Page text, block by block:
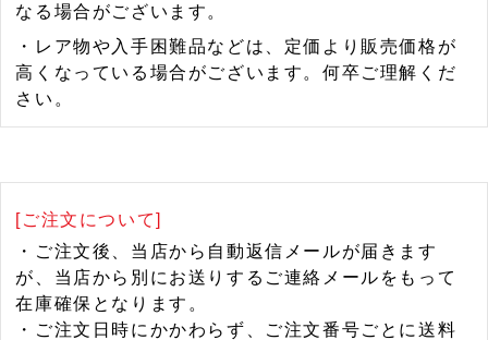
なる場合がございます。
・レア物や入手困難品などは、定価より販売価格が
高くなっている場合がございます。何卒ご理解くだ
さい。
[ご注文について]
・ご注文後、当店から自動返信メールが届きます
が、当店から別にお送りするご連絡メールをもって
在庫確保となります。
・ご注文日時にかかわらず、ご注文番号ごとに送料